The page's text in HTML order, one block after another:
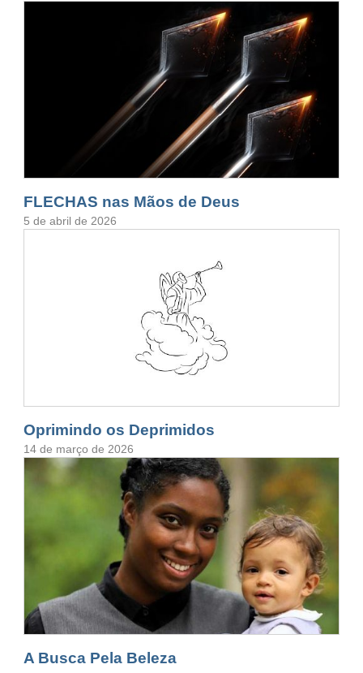
FLECHAS nas Mãos de Deus
5 de abril de 2026
Oprimindo os Deprimidos
14 de março de 2026
A Busca Pela Beleza